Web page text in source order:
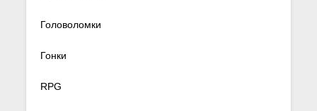
Головоломки
Гонки
RPG